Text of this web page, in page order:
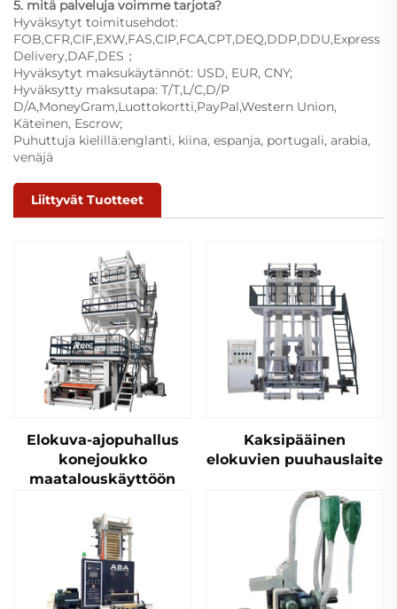
5. mitä palveluja voimme tarjota?
Hyväksytyt toimitusehdot:
FOB,CFR,CIF,EXW,FAS,CIP,FCA,CPT,DEQ,DDP,DDU,Express
Delivery,DAF,DES；
Hyväksytyt maksukäytännöt: USD, EUR, CNY;
Hyväksytty maksutapa: T/T,L/C,D/P
D/A,MoneyGram,Luottokortti,PayPal,Western Union,
Käteinen, Escrow;
Puhuttuja kielillä:englanti, kiina, espanja, portugali, arabia,
venäjä
Liittyvät Tuotteet
Elokuva-ajopuhallus
konejoukko
maatalouskäyttöön
Kaksipääinen
elokuvien puuhauslaite